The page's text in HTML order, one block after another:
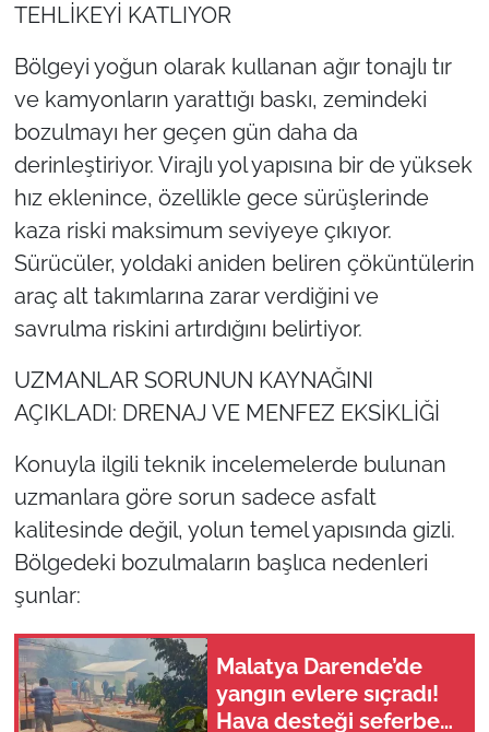
TEHLİKEYİ KATLIYOR
Bölgeyi yoğun olarak kullanan ağır tonajlı tır
ve kamyonların yarattığı baskı, zemindeki
bozulmayı her geçen gün daha da
derinleştiriyor. Virajlı yol yapısına bir de yüksek
hız eklenince, özellikle gece sürüşlerinde
kaza riski maksimum seviyeye çıkıyor.
Sürücüler, yoldaki aniden beliren çöküntülerin
araç alt takımlarına zarar verdiğini ve
savrulma riskini artırdığını belirtiyor.
UZMANLAR SORUNUN KAYNAĞINI
AÇIKLADI: DRENAJ VE MENFEZ EKSİKLİĞİ
Konuyla ilgili teknik incelemelerde bulunan
uzmanlara göre sorun sadece asfalt
kalitesinde değil, yolun temel yapısında gizli.
Bölgedeki bozulmaların başlıca nedenleri
şunlar:
Malatya Darende’de
yangın evlere sıçradı!
Hava desteği seferber